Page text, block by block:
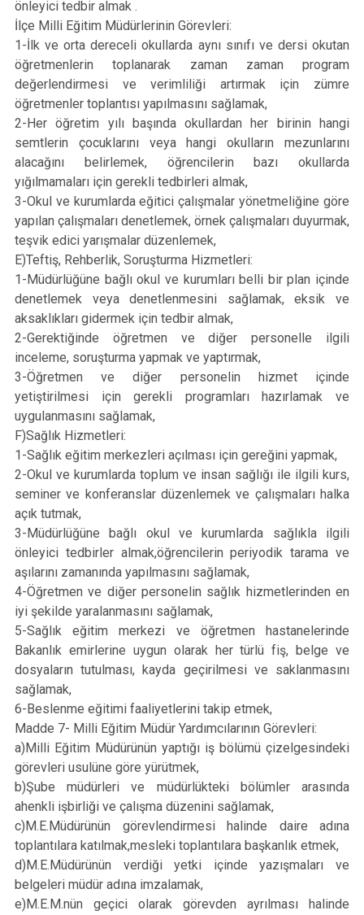
önleyici tedbir almak .
İlçe Milli Eğitim Müdürlerinin Görevleri:
1-İlk ve orta dereceli okullarda aynı sınıfı ve dersi okutan
öğretmenlerin toplanarak zaman zaman program
değerlendirmesi ve verimliliği artırmak için zümre
öğretmenler toplantısı yapılmasını sağlamak,
2-Her öğretim yılı başında okullardan her birinin hangi
semtlerin çocuklarını veya hangi okulların mezunlarını
alacağını belirlemek, öğrencilerin bazı okullarda
yığılmamaları için gerekli tedbirleri almak,
3-Okul ve kurumlarda eğitici çalışmalar yönetmeliğine göre
yapılan çalışmaları denetlemek, örnek çalışmaları duyurmak,
teşvik edici yarışmalar düzenlemek,
E)Teftiş, Rehberlik, Soruşturma Hizmetleri:
1-Müdürlüğüne bağlı okul ve kurumları belli bir plan içinde
denetlemek veya denetlenmesini sağlamak, eksik ve
aksaklıkları gidermek için tedbir almak,
2-Gerektiğinde öğretmen ve diğer personelle ilgili
inceleme, soruşturma yapmak ve yaptırmak,
3-Öğretmen ve diğer personelin hizmet içinde
yetiştirilmesi için gerekli programları hazırlamak ve
uygulanmasını sağlamak,
F)Sağlık Hizmetleri:
1-Sağlık eğitim merkezleri açılması için gereğini yapmak,
2-Okul ve kurumlarda toplum ve insan sağlığı ile ilgili kurs,
seminer ve konferanslar düzenlemek ve çalışmaları halka
açık tutmak,
3-Müdürlüğüne bağlı okul ve kurumlarda sağlıkla ilgili
önleyici tedbirler almak,öğrencilerin periyodik tarama ve
aşılarını zamanında yapılmasını sağlamak,
4-Öğretmen ve diğer personelin sağlık hizmetlerinden en
iyi şekilde yaralanmasını sağlamak,
5-Sağlık eğitim merkezi ve öğretmen hastanelerinde
Bakanlık emirlerine uygun olarak her türlü fiş, belge ve
dosyaların tutulması, kayda geçirilmesi ve saklanmasını
sağlamak,
6-Beslenme eğitimi faaliyetlerini takip etmek,
Madde 7- Milli Eğitim Müdür Yardımcılarının Görevleri:
a)Milli Eğitim Müdürünün yaptığı iş bölümü çizelgesindeki
görevleri usulüne göre yürütmek,
b)Şube müdürleri ve müdürlükteki bölümler arasında
ahenkli işbirliği ve çalışma düzenini sağlamak,
c)M.E.Müdürünün görevlendirmesi halinde daire adına
toplantılara katılmak,mesleki toplantılara başkanlık etmek,
d)M.E.Müdürünün verdiği yetki içinde yazışmaları ve
belgeleri müdür adına imzalamak,
e)M.E.M.nün geçici olarak görevden ayrılması halinde